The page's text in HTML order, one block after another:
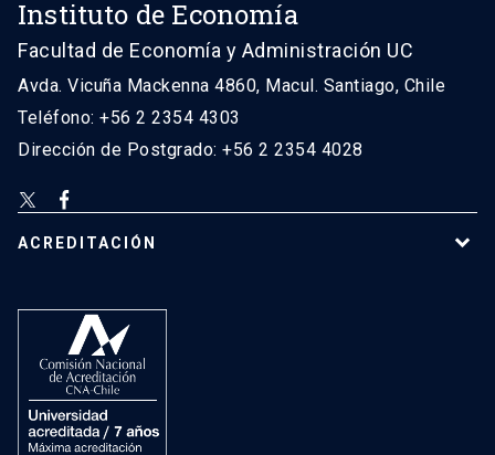
Instituto de Economía
Facultad de Economía y Administración UC
Avda. Vicuña Mackenna 4860, Macul. Santiago, Chile
Teléfono: +56 2 2354 4303
Dirección de Postgrado: +56 2 2354 4028
ACREDITACIÓN